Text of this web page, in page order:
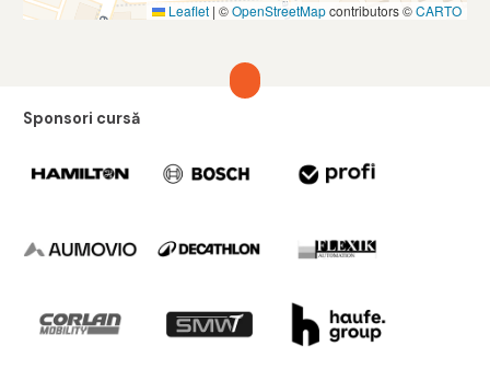
Leaflet | ©OpenStreetMapcontributors ©CARTO
Sponsori cursă